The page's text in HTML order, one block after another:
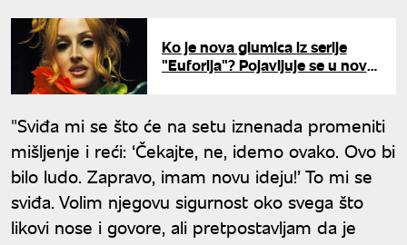
Ko je nova glumica iz serije
"Euforija"? Pojavljuje se u novoj
"Sviđa mi se što će na setu iznenada promeniti
mišljenje i reći: ‘Čekajte, ne, idemo ovako. Ovo bi
bilo ludo. Zapravo, imam novu ideju!’ To mi se
sviđa. Volim njegovu sigurnost oko svega što
likovi nose i govore, ali pretpostavljam da je